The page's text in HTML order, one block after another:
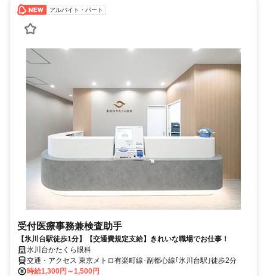
アルバイト・パート
受付医療事務兼検査助手
【氷川台駅徒歩1分】【交通費規定支給】きれいな職場でお仕事！
氷川台かたくら眼科
交通・アクセス 東京メトロ有楽町線･副都心線｢氷川台駅｣徒歩2分
時給1,300円～1,500円